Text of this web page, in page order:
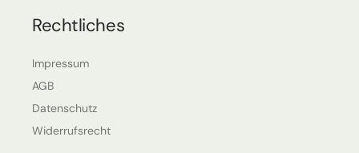
Rechtliches
Impressum
AGB
Datenschutz
Widerrufsrecht